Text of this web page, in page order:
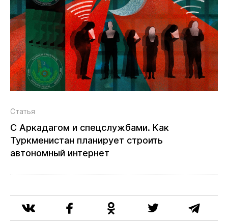
Статья
С Аркадагом и спецслужбами. Как
Туркменистан планирует строить
автономный интернет